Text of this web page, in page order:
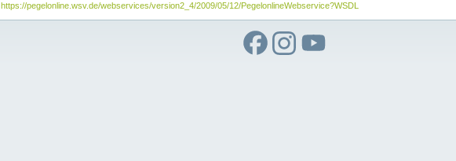
https://pegelonline.wsv.de/webservices/version2_4/2009/05/12/PegelonlineWebservice?WSDL